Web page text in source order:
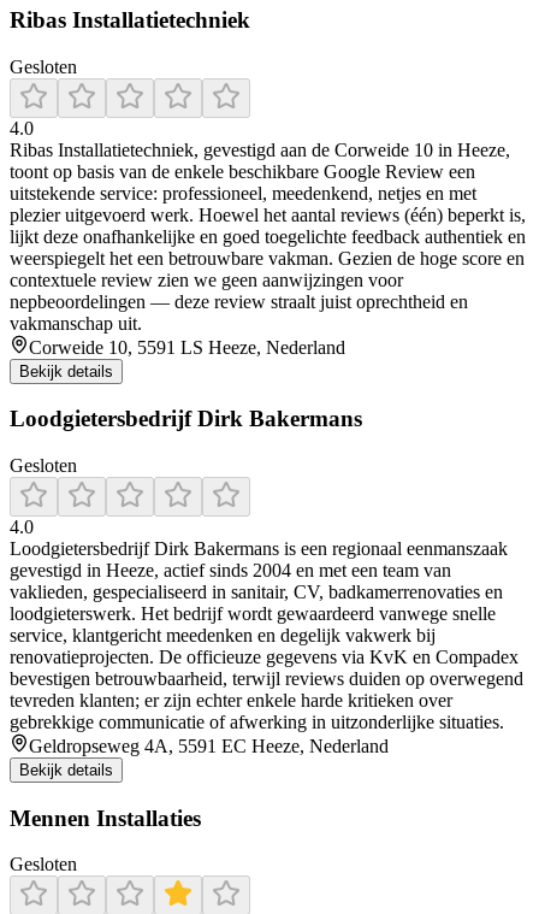
Ribas Installatietechniek
Gesloten
4.0
Ribas Installatietechniek, gevestigd aan de Corweide 10 in Heeze,
toont op basis van de enkele beschikbare Google Review een
uitstekende service: professioneel, meedenkend, netjes en met
plezier uitgevoerd werk. Hoewel het aantal reviews (één) beperkt is,
lijkt deze onafhankelijke en goed toegelichte feedback authentiek en
weerspiegelt het een betrouwbare vakman. Gezien de hoge score en
contextuele review zien we geen aanwijzingen voor
nepbeoordelingen — deze review straalt juist oprechtheid en
vakmanschap uit.
Corweide 10, 5591 LS Heeze, Nederland
Bekijk details
Loodgietersbedrijf Dirk Bakermans
Gesloten
4.0
Loodgietersbedrijf Dirk Bakermans is een regionaal eenmanszaak
gevestigd in Heeze, actief sinds 2004 en met een team van
vaklieden, gespecialiseerd in sanitair, CV, badkamerrenovaties en
loodgieterswerk. Het bedrijf wordt gewaardeerd vanwege snelle
service, klantgericht meedenken en degelijk vakwerk bij
renovatieprojecten. De officieuze gegevens via KvK en Compadex
bevestigen betrouwbaarheid, terwijl reviews duiden op overwegend
tevreden klanten; er zijn echter enkele harde kritieken over
gebrekkige communicatie of afwerking in uitzonderlijke situaties.
Geldropseweg 4A, 5591 EC Heeze, Nederland
Bekijk details
Mennen Installaties
Gesloten